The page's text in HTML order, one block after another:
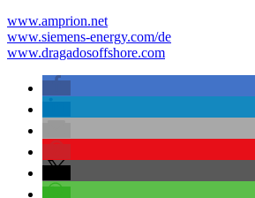
www.amprion.net
www.siemens-energy.com/de
www.dragadosoffshore.com